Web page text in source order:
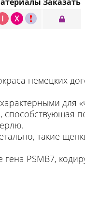
I X C
немецких
для
способствующая
такие
гена PSMB7,